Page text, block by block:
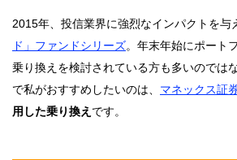
2015年、投信業界に強烈なインパクトを与
ド」ファンドシリーズ。年末年始にポート
乗り換えを検討されている方も多いのでは
で私がおすすめしたいのは、 マネックス証
用した乗り換え です。